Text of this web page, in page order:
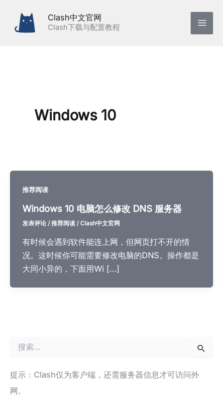
Clash中文官网
Clash下载与配置教程
Windows 10
推荐阅读
Windows 10 电脑怎么修改 DNS 服务器
发表评论 /推荐阅读/Clash中文官网
有时候会遇到软件能连上网，但网页打不开的情
况。这时候你可能需要修改电脑的DNS。操作都是
大同小异的，下面用Wi […]
提示：Clash仅为客户端，还需服务器信息才可访问外
网。